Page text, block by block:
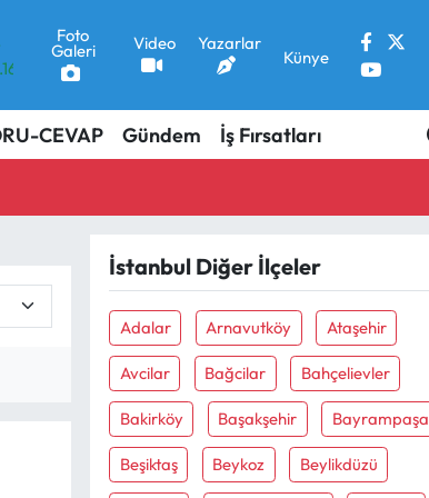
Foto
Galeri Video Yazarlar
Künye
CEVAP Gündem İş Fırsatları
İstanbul Diğer İlçeler
Adalar Arnavutköy Ataşehir
Avcilar Bağcilar Bahçelievler
Bakirköy Başakşehir Bayrampaşa
Beşiktaş Beykoz Beylikdüzü